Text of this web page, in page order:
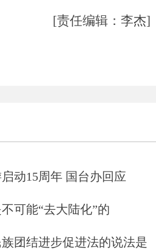
[责任编辑：李杰]
动15周年 国台办回应
可能“去大陆化”的
团结进步促进法的说法是